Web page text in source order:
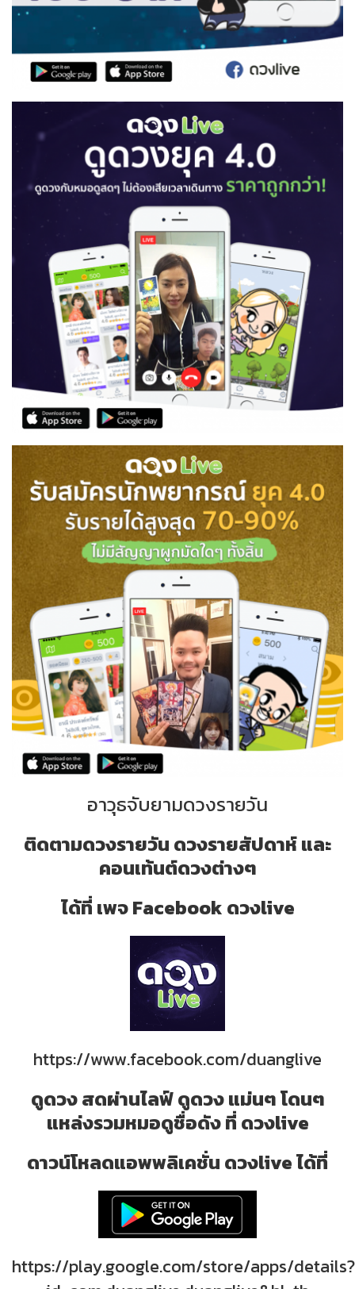
อาวุธจับยามดวงรายวัน
ติดตามดวงรายวัน ดวงรายสัปดาห์ และ
คอนเท้นต์ดวงต่างๆ
ได้ที่ เพจ Facebook ดวงlive
https://www.facebook.com/duanglive
ดูดวง สดผ่านไลฟ์ ดูดวง แม่นๆ โดนๆ
แหล่งรวมหมอดูชื่อดัง ที่ ดวงlive
ดาวน์โหลดแอพพลิเคชั่น ดวงlive ได้ที่
https://play.google.com/store/apps/details?